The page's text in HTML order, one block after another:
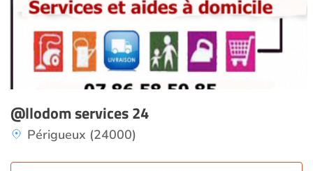
@llodom services 24
Périgueux (24000)